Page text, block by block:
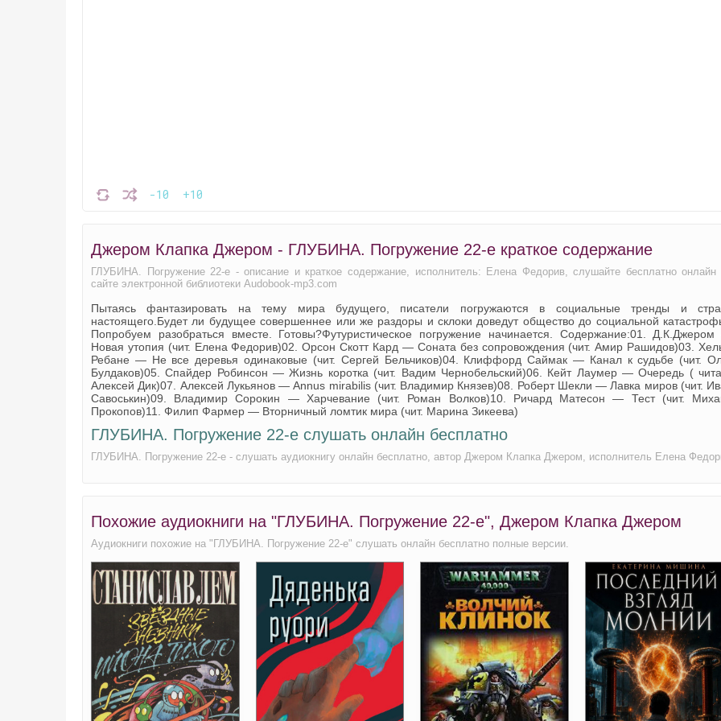
-10 +10
Джером Клапка Джером - ГЛУБИНА. Погружение 22-е краткое содержание
ГЛУБИНА. Погружение 22-е - описание и краткое содержание, исполнитель: Елена Федорив, слушайте бесплатно онлайн
сайте электронной библиотеки Audobook-mp3.com
Пытаясь фантазировать на тему мира будущего, писатели погружаются в социальные тренды и
настоящего.Будет ли будущее совершеннее или же раздоры и склоки доведут общество до социальной
Попробуем разобраться вместе. Готовы?Футуристическое погружение начинается. Содержание:01.
Новая утопия (чит. Елена Федорив)02. Орсон Скотт Кард — Соната без сопровождения (чит. Амир Рашидов)03.
Ребане — Не все деревья одинаковые (чит. Сергей Бельчиков)04. Клиффорд Саймак — Канал к судьбе (чит.
Булдаков)05. Спайдер Робинсон — Жизнь коротка (чит. Вадим Чернобельский)06. Кейт Лаумер — Очередь (
Алексей Дик)07. Алексей Лукьянов — Annus mirabilis (чит. Владимир Князев)08. Роберт Шекли — Лавка миров (чит.
Савоськин)09. Владимир Сорокин — Харчевание (чит. Роман Волков)10. Ричард Матесон — Тест (чит.
Прокопов)11. Филип Фармер — Вторничный ломтик мира (чит. Марина Зикеева)
ГЛУБИНА. Погружение 22-е слушать онлайн бесплатно
ГЛУБИНА. Погружение 22-е - слушать аудиокнигу онлайн бесплатно, автор Джером Клапка Джером, исполнитель Елена
Похожие аудиокниги на "ГЛУБИНА. Погружение 22-е", Джером Клапка Джером
Аудиокниги похожие на "ГЛУБИНА. Погружение 22-е" слушать онлайн бесплатно полные версии.